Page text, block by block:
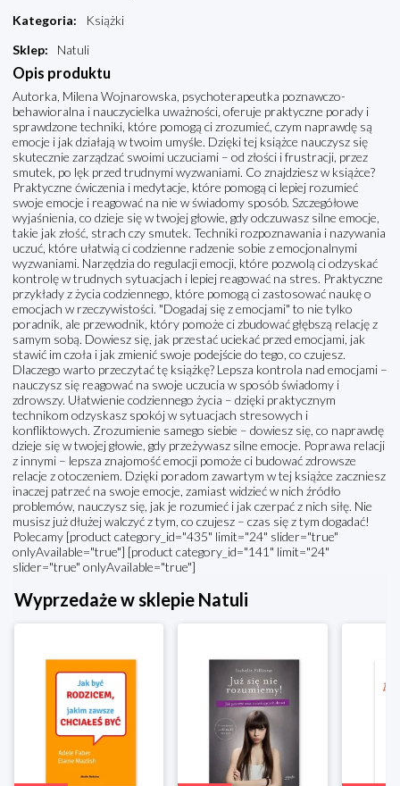
Kategoria:
Książki
Sklep: Natuli
Opis produktu
Autorka, Milena Wojnarowska, psychoterapeutka poznawczo-
behawioralna i nauczycielka uważności, oferuje praktyczne porady i
sprawdzone techniki, które pomogą ci zrozumieć, czym naprawdę są
emocje i jak działają w twoim umyśle. Dzięki tej książce nauczysz się
skutecznie zarządzać swoimi uczuciami – od złości i frustracji, przez
smutek, po lęk przed trudnymi wyzwaniami. Co znajdziesz w książce?
Praktyczne ćwiczenia i medytacje, które pomogą ci lepiej rozumieć
swoje emocje i reagować na nie w świadomy sposób. Szczegółowe
wyjaśnienia, co dzieje się w twojej głowie, gdy odczuwasz silne emocje,
takie jak złość, strach czy smutek. Techniki rozpoznawania i nazywania
uczuć, które ułatwią ci codzienne radzenie sobie z emocjonalnymi
wyzwaniami. Narzędzia do regulacji emocji, które pozwolą ci odzyskać
kontrolę w trudnych sytuacjach i lepiej reagować na stres. Praktyczne
przykłady z życia codziennego, które pomogą ci zastosować naukę o
emocjach w rzeczywistości. "Dogadaj się z emocjami" to nie tylko
poradnik, ale przewodnik, który pomoże ci zbudować głębszą relację z
samym sobą. Dowiesz się, jak przestać uciekać przed emocjami, jak
stawić im czoła i jak zmienić swoje podejście do tego, co czujesz.
Dlaczego warto przeczytać tę książkę? Lepsza kontrola nad emocjami –
nauczysz się reagować na swoje uczucia w sposób świadomy i
zdrowszy. Ułatwienie codziennego życia – dzięki praktycznym
technikom odzyskasz spokój w sytuacjach stresowych i
konfliktowych. Zrozumienie samego siebie – dowiesz się, co naprawdę
dzieje się w twojej głowie, gdy przeżywasz silne emocje. Poprawa relacji
z innymi – lepsza znajomość emocji pomoże ci budować zdrowsze
relacje z otoczeniem. Dzięki poradom zawartym w tej książce zaczniesz
inaczej patrzeć na swoje emocje, zamiast widzieć w nich źródło
problemów, nauczysz się, jak je rozumieć i jak czerpać z nich siłę. Nie
musisz już dłużej walczyć z tym, co czujesz – czas się z tym dogadać!
Polecamy [product category_id="435" limit="24" slider="true"
onlyAvailable="true"] [product category_id="141" limit="24"
slider="true" onlyAvailable="true"]
Wyprzedaże w sklepie Natuli